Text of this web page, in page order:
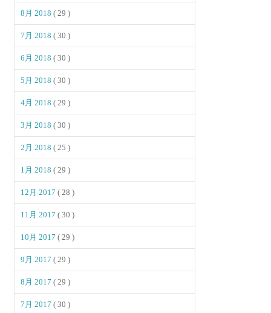
8月 2018( 29 )
7月 2018( 30 )
6月 2018( 30 )
5月 2018( 30 )
4月 2018( 29 )
3月 2018( 30 )
2月 2018( 25 )
1月 2018( 29 )
12月 2017( 28 )
11月 2017( 30 )
10月 2017( 29 )
9月 2017( 29 )
8月 2017( 29 )
7月 2017( 30 )